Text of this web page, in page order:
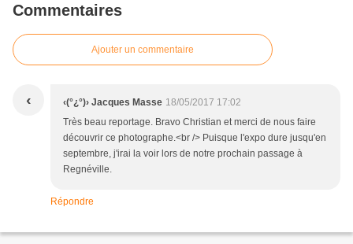
Commentaires
Ajouter un commentaire
‹ ‹(°¿°)› Jacques Masse 18/05/2017 17:02
Très beau reportage. Bravo Christian et merci de nous faire
découvrir ce photographe.<br /> Puisque l'expo dure jusqu'en
septembre, j'irai la voir lors de notre prochain passage à
Regnéville.
Répondre